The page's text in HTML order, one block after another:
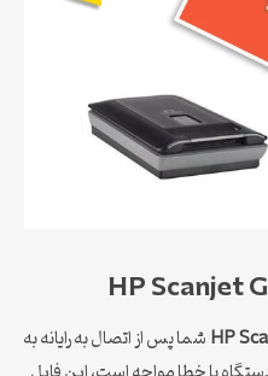
HP شما پس از اتصال به رایانه به